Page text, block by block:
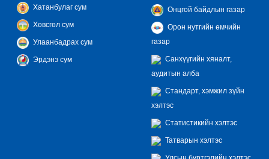
Хатанбулаг сум
Хөвсгөл сум
Улаанбадрах сум
Эрдэнэ сум
Онцгой байдлын газар
Орон нутгийн өмчийн
газар
Санхүүгийн хяналт,
аудитын алба
Стандарт, хэмжил зүйн
хэлтэс
Статистикийн хэлтэс
Татварын хэлтэс